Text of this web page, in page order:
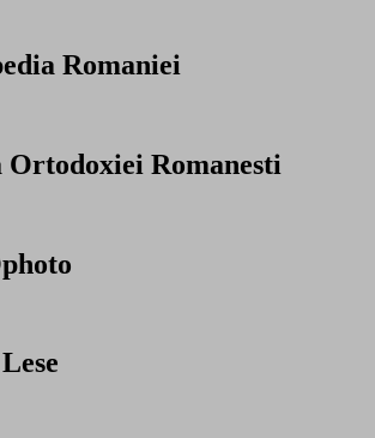
Romaniei
Ortodoxiei Romanesti